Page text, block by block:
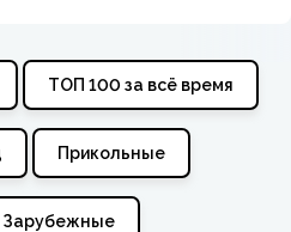
ТОП 100 за всё время
Прикольные
Зарубежные